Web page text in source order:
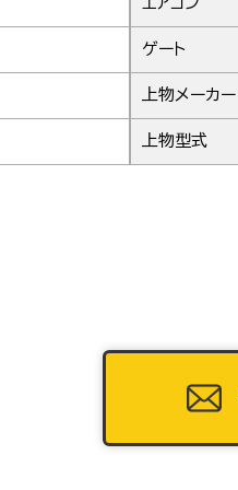
ゲート
上物メーカー
上物型式